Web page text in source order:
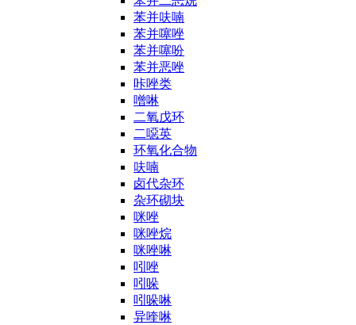
苯并呋喃
苯并噻唑
苯并噻吩
苯并恶唑
咔唑类
噌啉
二氧戊环
二噁英
环氧化合物
呋喃
卤代杂环
杂环砌块
咪唑
咪唑烷
咪唑啉
吲唑
吲哚
吲哚啉
异喹啉